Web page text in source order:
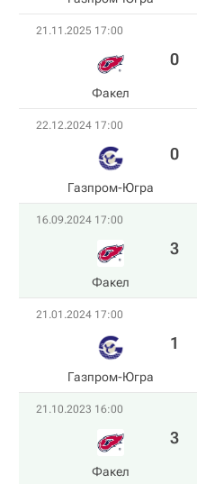
21.11.2025 17:00
Факел
0
22.12.2024 17:00
Газпром-Югра
0
16.09.2024 17:00
Факел
3
21.01.2024 17:00
Газпром-Югра
1
21.10.2023 16:00
Факел
3